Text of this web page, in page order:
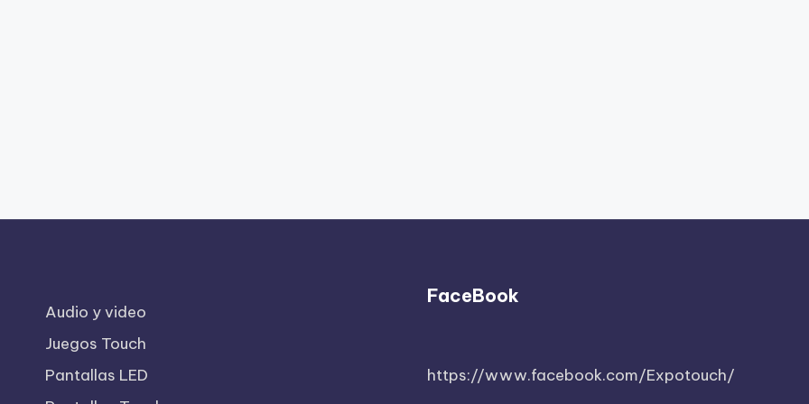
Audio y video
Juegos Touch
Pantallas LED
FaceBook
https://www.facebook.com/Expotouch/